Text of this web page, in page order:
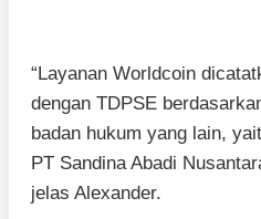
“Layanan Worldcoin
dengan TDPSE
badan hukum yang lain,
PT Sandina Abadi
jelas Alexander.